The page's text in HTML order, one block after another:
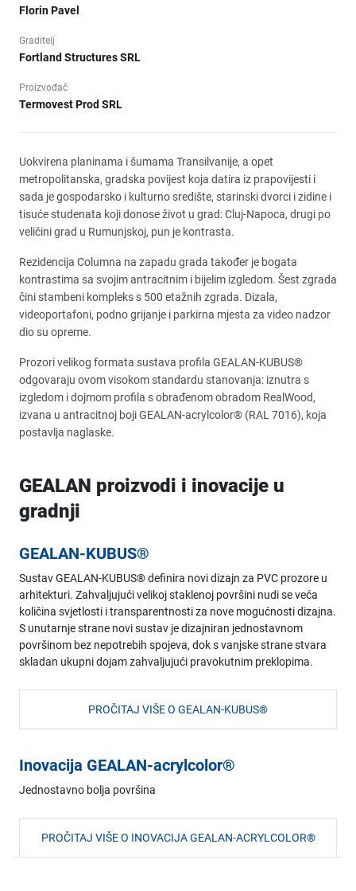
Florin Pavel
Graditelj
Fortland Structures SRL
Proizvođač
Termovest Prod SRL
Uokvirena planinama i šumama Transilvanije, a opet
metropolitanska, gradska povijest koja datira iz prapovijesti i
sada je gospodarsko i kulturno središte, starinski dvorci i zidine i
tisuće studenata koji donose život u grad: Cluj-Napoca, drugi po
veličini grad u Rumunjskoj, pun je kontrasta.
Rezidencija Columna na zapadu grada također je bogata
kontrastima sa svojim antracitnim i bijelim izgledom. Šest zgrada
čini stambeni kompleks s 500 etažnih zgrada. Dizala,
videoportafoni, podno grijanje i parkirna mjesta za video nadzor
dio su opreme.
Prozori velikog formata sustava profila GEALAN-KUBUS®
odgovaraju ovom visokom standardu stanovanja: iznutra s
izgledom i dojmom profila s obrađenom obradom RealWood,
izvana u antracitnoj boji GEALAN-acrylcolor® (RAL 7016), koja
postavlja naglaske.
GEALAN proizvodi i inovacije u
gradnji
GEALAN-KUBUS®
Sustav GEALAN-KUBUS® definira novi dizajn za PVC prozore u
arhitekturi. Zahvaljujući velikoj staklenoj površini nudi se veća
količina svjetlosti i transparentnosti za nove mogućnosti dizajna.
S unutarnje strane novi sustav je dizajniran jednostavnom
površinom bez nepotrebih spojeva, dok s vanjske strane stvara
skladan ukupni dojam zahvaljujući pravokutnim preklopima.
PROČITAJ VIŠE O GEALAN-KUBUS®
Inovacija GEALAN-acrylcolor®
Jednostavno bolja površina
PROČITAJ VIŠE O INOVACIJA GEALAN-ACRYLCOLOR®